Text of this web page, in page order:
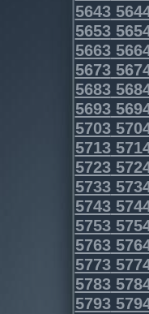
5643
5653
5663
5673
5683
5693
5703
5713
5723
5733
5743
5753
5763
5773
5783
5793